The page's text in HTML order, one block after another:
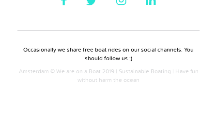
Occasionally we share free boat rides on our social channels. You
should follow us ;)
Amsterdam © We are on a Boat 2019 | Sustainable Boating | Have fun
without harm the ocean